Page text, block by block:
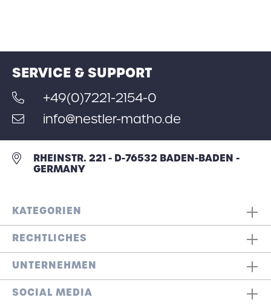
SERVICE & SUPPORT
+49(0)7221-2154-0
info@nestler-matho.de
RHEINSTR. 221 - D-76532 BADEN-BADEN -
GERMANY
KATEGORIEN
RECHTLICHES
UNTERNEHMEN
SOCIAL MEDIA